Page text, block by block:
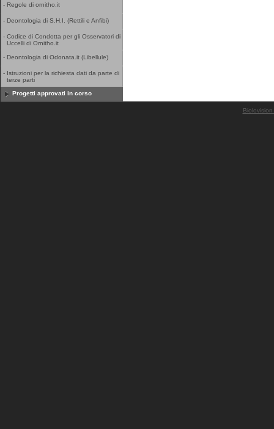
- Regole di ornitho.it
- Deontologia di S.H.I. (Rettili e Anfibi)
- Codice di Condotta per gli Osservatori di
Uccelli di Ornitho.it
- Deontologia di Odonata.it (Libellule)
- Istruzioni per la richiesta dati da parte di
terze parti
Progetti approvati in corso
Biolovision